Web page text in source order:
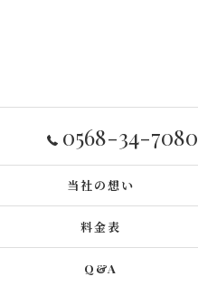
0568-34-7080
当社の想い
料金表
Q&A